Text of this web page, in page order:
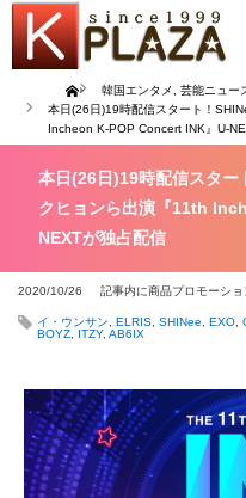
Home 韓国エンタメ
芸能ニュー
本日(26日)19時配信スタート！
Incheon K-POP Concert INK』U-
本日(26日)19時配信スター
クヒョンら出演『11th
NEXTが独占配信
2020/10/26 記事内に商品プロモーシ
イ・ウンサン ELRIS SHINee EXO
BOYZ
ITZY, AB6IX